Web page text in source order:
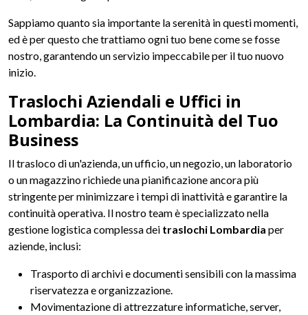
Sappiamo quanto sia importante la serenità in questi momenti,
ed è per questo che trattiamo ogni tuo bene come se fosse
nostro, garantendo un servizio impeccabile per il tuo nuovo
inizio.
Traslochi Aziendali e Uffici in
Lombardia: La Continuità del Tuo
Business
Il trasloco di un'azienda, un ufficio, un negozio, un laboratorio
o un magazzino richiede una pianificazione ancora più
stringente per minimizzare i tempi di inattività e garantire la
continuità operativa. Il nostro team è specializzato nella
gestione logistica complessa dei traslochi Lombardia per
aziende, inclusi:
Trasporto di archivi e documenti sensibili con la massima
riservatezza e organizzazione.
Movimentazione di attrezzature informatiche, server,